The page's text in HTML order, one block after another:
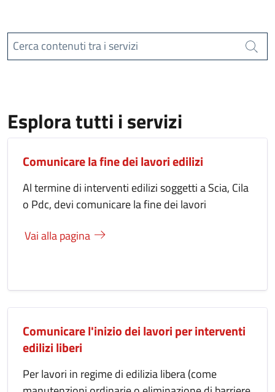
Cerca contenuti tra i servizi
Cerca
Esplora tutti i servizi
Comunicare la fine dei lavori edilizi
Al termine di interventi edilizi soggetti a Scia, Cila
o Pdc, devi comunicare la fine dei lavori
Vai alla pagina
Comunicare l'inizio dei lavori per interventi
edilizi liberi
Per lavori in regime di edilizia libera (come